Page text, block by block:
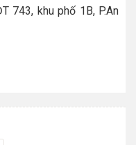
743, khu phố 1B, P.An